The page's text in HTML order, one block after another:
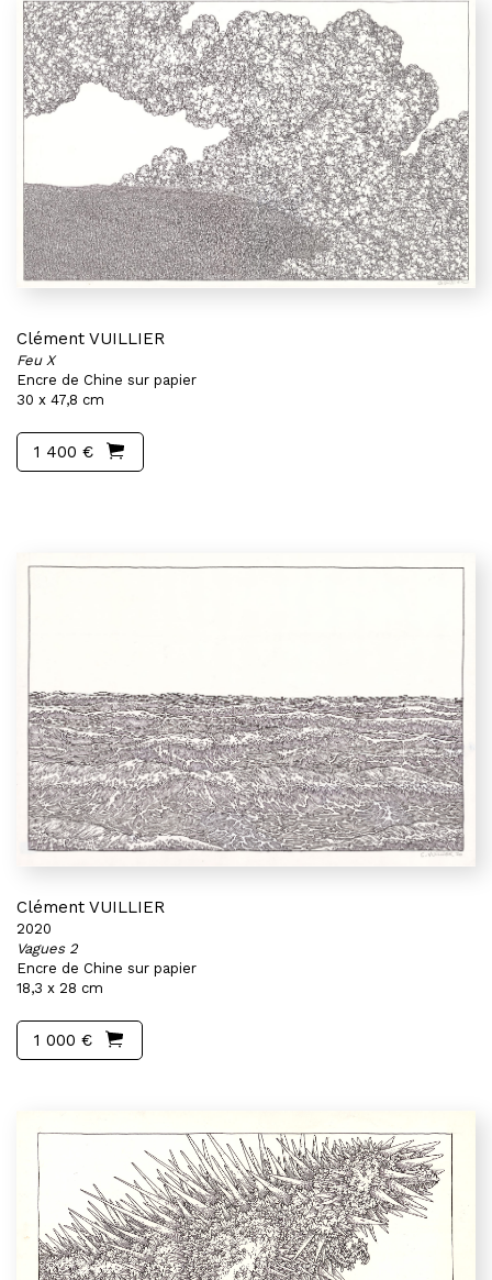
Clément VUILLIER
Feu X
Encre de Chine sur papier
30 x 47,8 cm
1 400 €
Clément VUILLIER
2020
Vagues 2
Encre de Chine sur papier
18,3 x 28 cm
1 000 €